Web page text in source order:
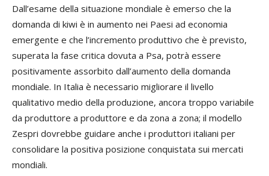
Dall’esame della situazione mondiale è emerso che la
domanda di kiwi è in aumento nei Paesi ad economia
emergente e che l’incremento produttivo che è previsto,
superata la fase critica dovuta a Psa, potrà essere
positivamente assorbito dall’aumento della domanda
mondiale. In Italia è necessario migliorare il livello
qualitativo medio della produzione, ancora troppo variabile
da produttore a produttore e da zona a zona; il modello
Zespri dovrebbe guidare anche i produttori italiani per
consolidare la positiva posizione conquistata sui mercati
mondiali.